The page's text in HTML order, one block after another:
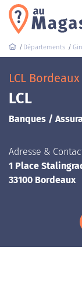
Départements
LCL
LCL
Banques /
Adresse &
1 Place
33100 Bordeaux